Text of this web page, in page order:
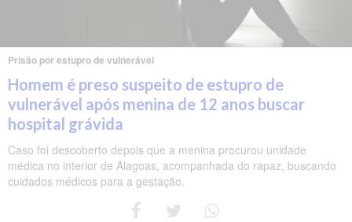
Prisão por estupro de vulnerável
Homem é preso suspeito de estupro de
vulnerável após menina de 12 anos buscar
hospital grávida
Caso foi descoberto depois que a menina procurou unidade
médica no interior de Alagoas, acompanhada do rapaz, buscando
cuidados médicos para a gestação.